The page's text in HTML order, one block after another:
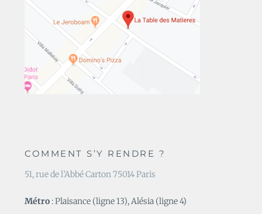
COMMENT S’Y RENDRE ?
51, rue de l’Abbé Carton 75014 Paris
Métro : Plaisance (ligne 13), Alésia (ligne 4)